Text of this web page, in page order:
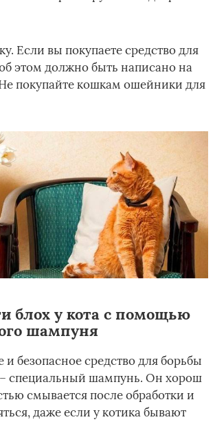
Если вы покупаете средство для
этом должно быть написано на
покупайте кошкам ошейники для
блох у кота с помощью
шампуня
безопасное средство для борьбы
специальный шампунь. Он хорош
смывается после обработки и
даже если у котика бывают